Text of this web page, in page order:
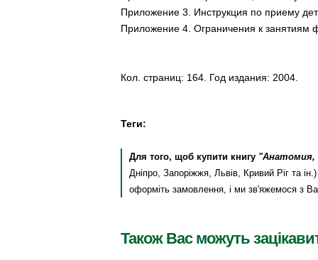
Приложение 3. Инструкция по приему
Приложение 4. Ограничения к занятиям
Кол. страниц: 164. Год издания: 2004.
Теги:
Для того, щоб купити книгу "Анатомия,
Дніпро, Запоріжжя, Львів, Кривий Ріг та
оформіть замовлення, і ми зв'яжемося з
Також Вас можуть